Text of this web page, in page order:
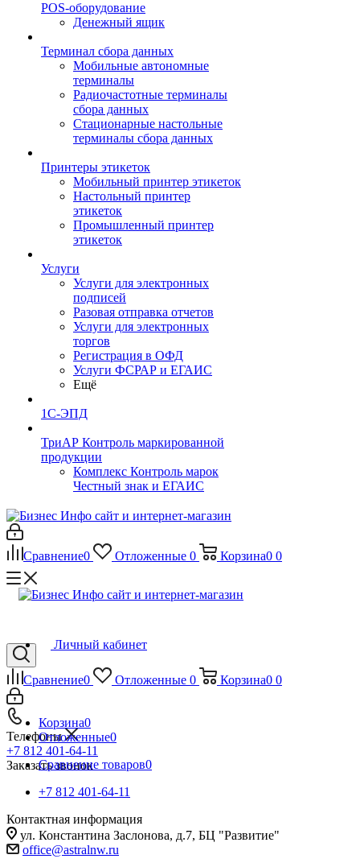
POS-оборудование
Денежный ящик
Терминал сбора данных
Мобильные автономные
терминалы
Радиочастотные терминалы
сбора данных
Стационарные настольные
терминалы сбора данных
Принтеры этикеток
Мобильный принтер этикеток
Настольный принтер
этикеток
Промышленный принтер
этикеток
Услуги
Услуги для электронных
подписей
Разовая отправка отчетов
Услуги для электронных
торгов
Регистрация в ОФД
Услуги ФСРАР и ЕГАИС
Ещё
1С-ЭПД
ТриАР Контроль маркированной
продукции
Комплекс Контроль марок
Честный знак и ЕГАИС
Сравнение0 Отложенные 0 Корзина0 0
Сравнение0 Отложенные 0 Корзина0 0
Телефоны
+7 812 401-64-11
Заказать звонок
Личный кабинет
Корзина0
Отложенные0
Сравнение товаров0
+7 812 401-64-11
Контактная информация
ул. Константина Заслонова, д.7, БЦ "Развитие"
office@astralnw.ru